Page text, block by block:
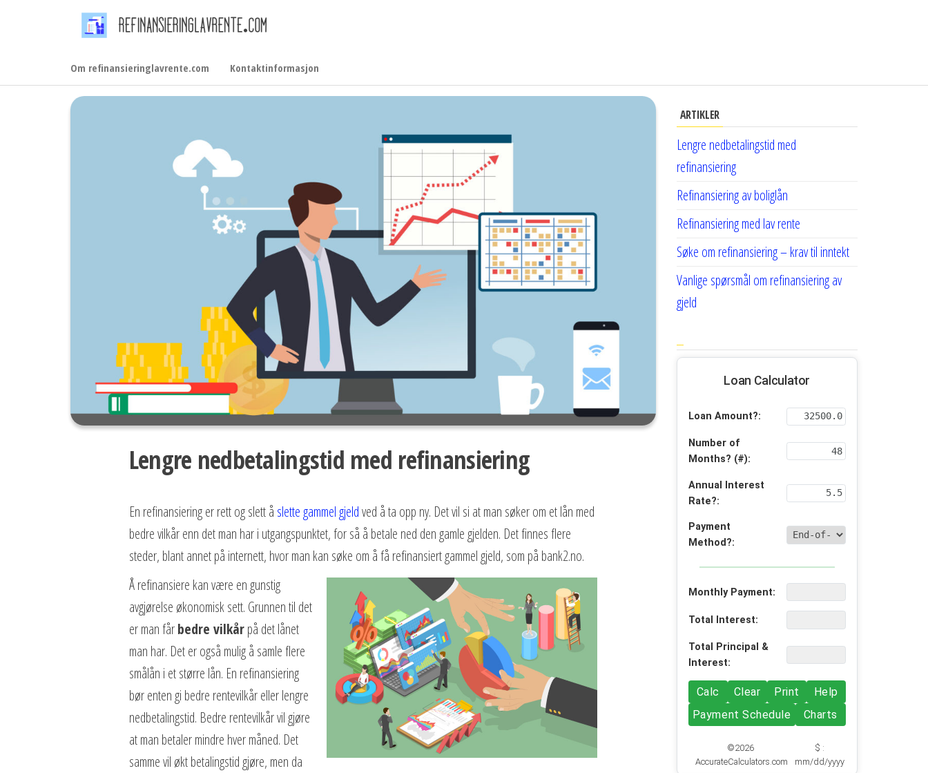
Om refinansieringlavrente.com Kontaktinformasjon
Lengre nedbetalingstid med refinansiering
En refinansiering er rett og slett å slette gammel gjeldved å ta opp ny. Det vil si at man søker om et lån med
bedre vilkår enn det man har i utgangspunktet, for så å betale ned den gamle gjelden. Det finnes flere
steder, blant annet på internett, hvor man kan søke om å få refinansiert gammel gjeld, som på bank2.no.
Å refinansiere kan være en gunstig
avgjørelse økonomisk sett. Grunnen til det
er man fårbedre vilkårpå det lånet
man har. Det er også mulig å samle flere
smålån i et større lån. En refinansiering
bør enten gi bedre rentevilkår eller lengre
nedbetalingstid. Bedre rentevilkår vil gjøre
at man betaler mindre hver måned. Det
samme vil økt betalingstid gjøre, men da
ARTIKLER
Lengre nedbetalingstid med
refinansiering
Refinansiering av boliglån
Refinansiering med lav rente
Søke om refinansiering – krav til inntekt
Vanlige spørsmål om refinansiering av
gjeld
Loan Calculator
Loan Amount?:
Number of
Months? (#):
Annual Interest
Rate?:
Payment
Method?:
Monthly Payment:
Total Interest:
Total Principal &
Interest:
Calc Clear Print
Help
Payment Schedule
Charts
©2026
AccurateCalculators.com
$ :
mm/dd/yyyy